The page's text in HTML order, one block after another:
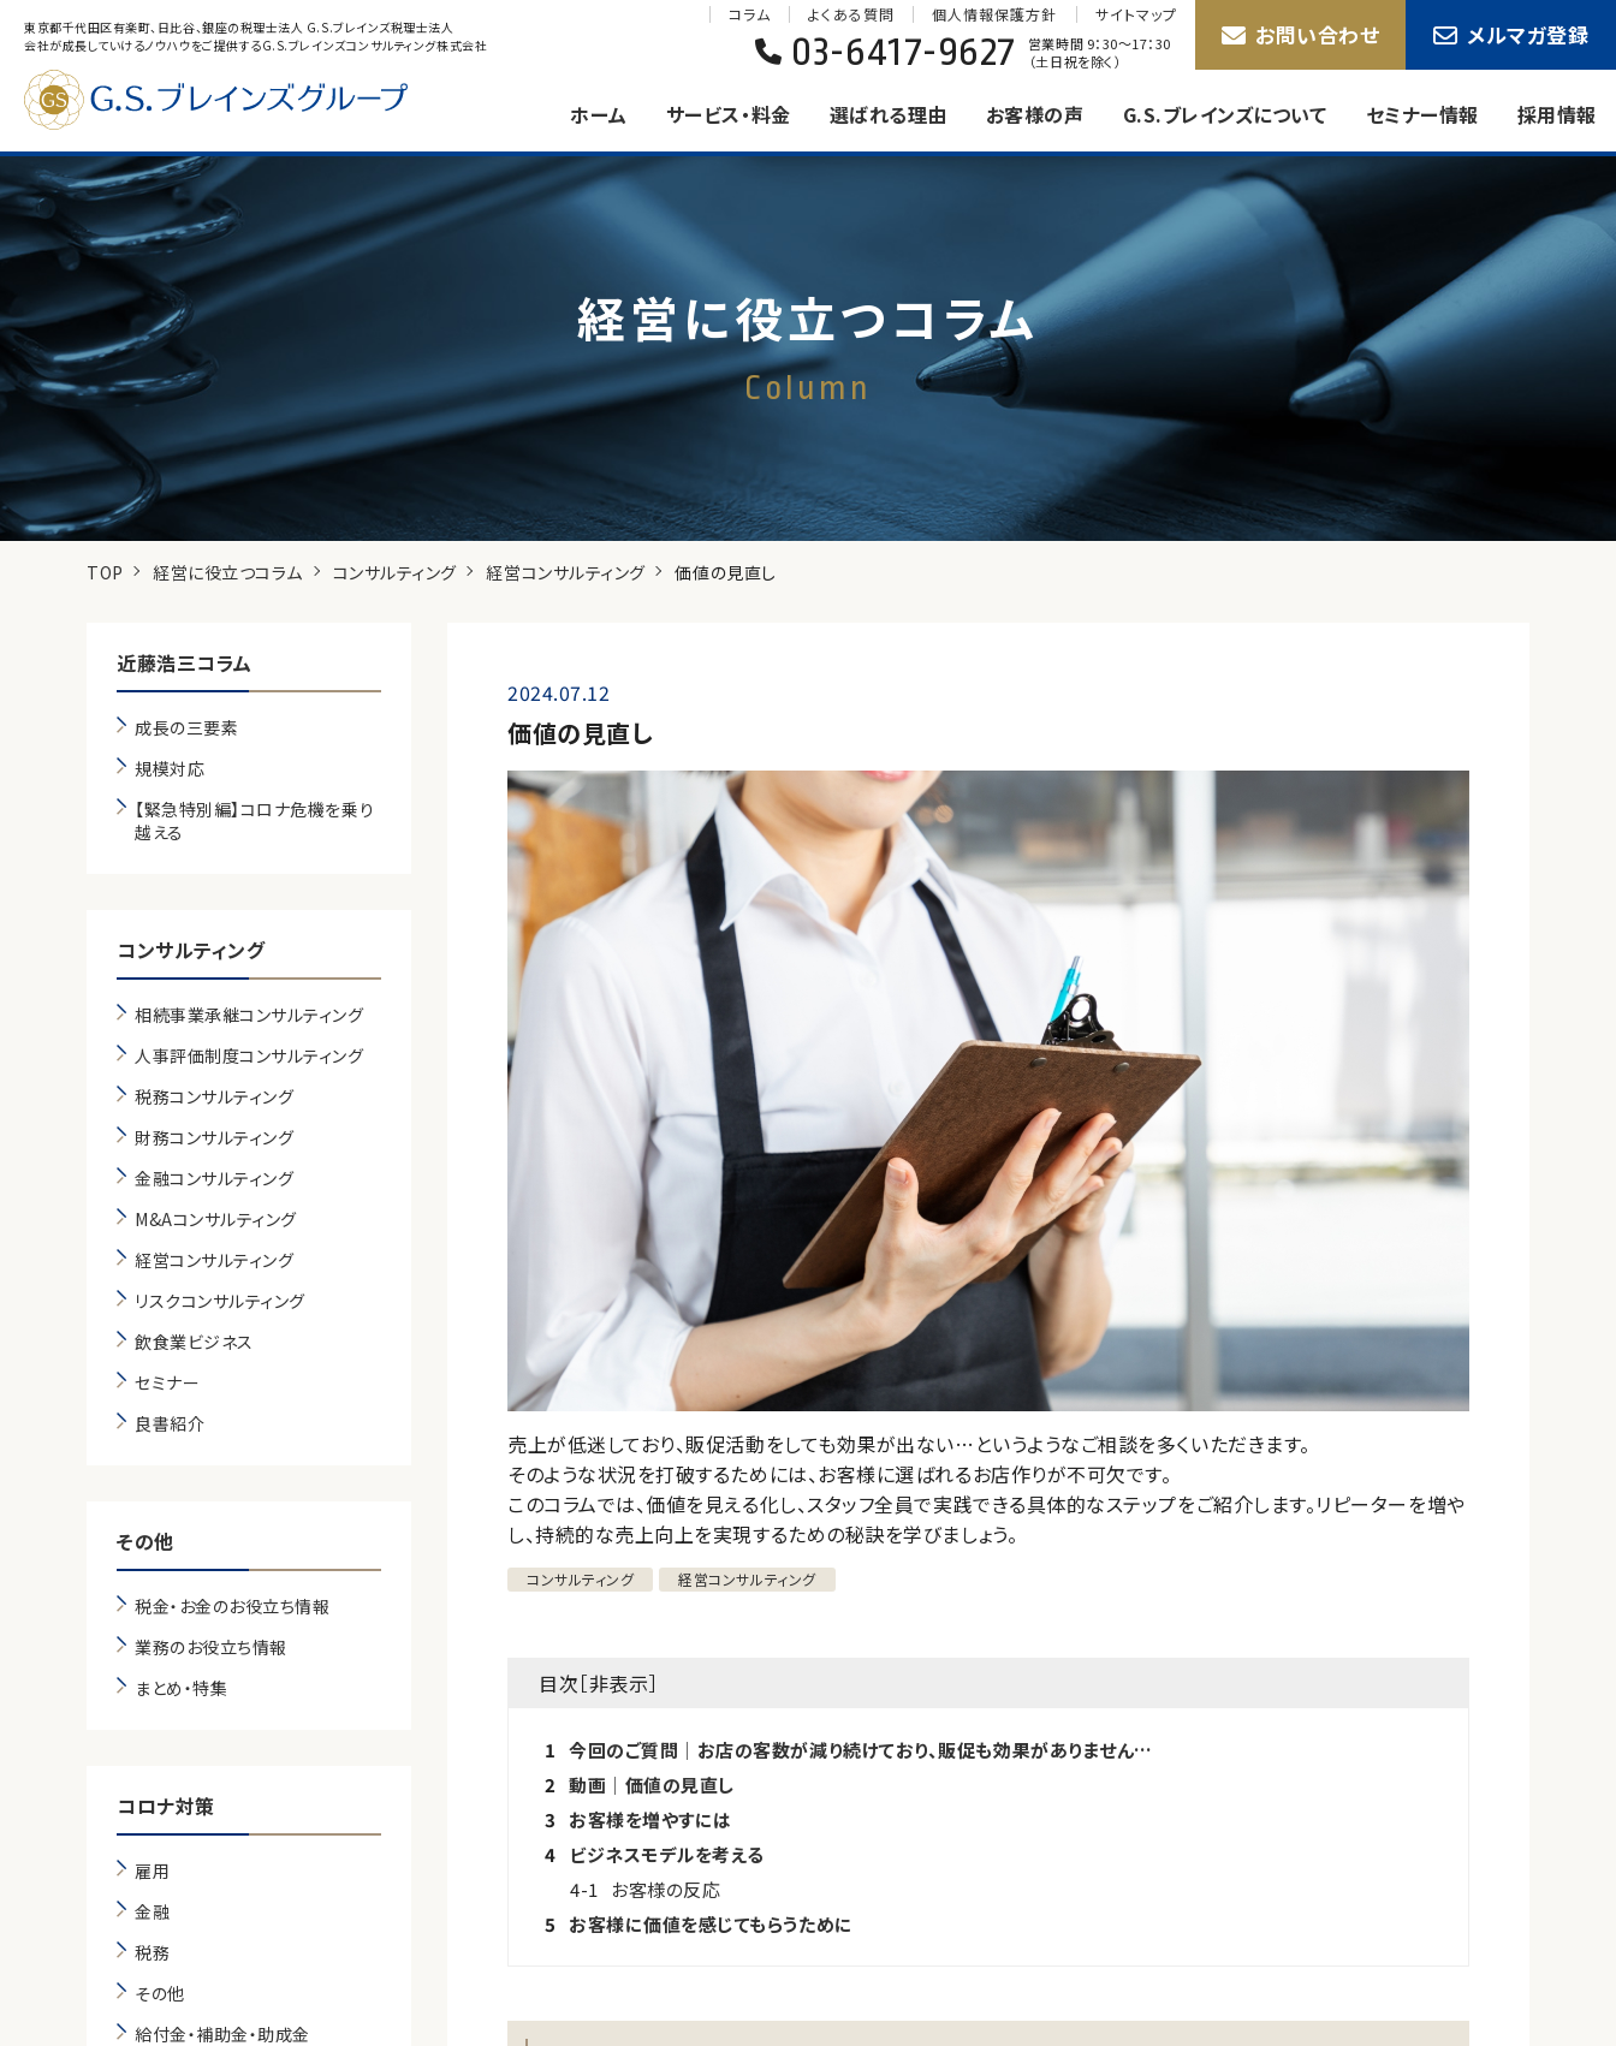
東京都千代田区有楽町、日比谷、銀座の税理士法人 G.S.ブレインズ税理士法人
会社が成長していけるノウハウをご提供するG.S.ブレインズコンサルティング株式会社
ホーム サービス・料金 選ばれる理由 お客様の声 G.S.ブレインズについて セミナー情報 採用情報
コラム よくある質問 個人情報保護方針 サイトマップ
03-6417-9627
営業時間 9：30〜17：30
（土日祝を除く）
お問い合わせ メルマガ登録
経営に役立つコラム
Column
TOP 経営に役立つコラム コンサルティング 経営コンサルティング 価値の見直し
2024.07.12
価値の見直し
売上が低迷しており、販促活動をしても効果が出ない…というようなご相談を多くいただきます。
そのような状況を打破するためには、お客様に選ばれるお店作りが不可欠です。
このコラムでは、価値を見える化し、スタッフ全員で実践できる具体的なステップをご紹介します。リピーターを増や
し、持続的な売上向上を実現するための秘訣を学びましょう。
コンサルティング 経営コンサルティング
目次［非表示］
1 今回のご質問│お店の客数が減り続けており、販促も効果がありません…
2 動画│価値の見直し
3
お客様を増やすには
4
ビジネスモデルを考える
4-1
お客様の反応
5
お客様に価値を感じてもらうために
近藤浩三コラム
成長の三要素
規模対応
【緊急特別編】コロナ危機を乗り
越える
コンサルティング
相続事業承継コンサルティング
人事評価制度コンサルティング
税務コンサルティング
財務コンサルティング
金融コンサルティング
M&Aコンサルティング
経営コンサルティング
リスクコンサルティング
飲食業ビジネス
セミナー
良書紹介
その他
税金・お金のお役立ち情報
業務のお役立ち情報
まとめ・特集
コロナ対策
雇用
金融
税務
その他
給付金・補助金・助成金